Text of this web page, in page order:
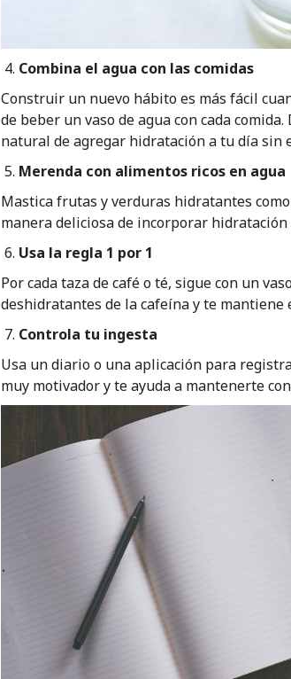
Combina el agua con las comidas
Construir un nuevo hábito es más fácil
de beber un vaso de agua con cada
natural de agregar hidratación a tu día sin
Merenda con alimentos ricos en agua
Mastica frutas y verduras hidratantes
manera deliciosa de incorporar hidratación
Usa la regla 1 por 1
Por cada taza de café o té, sigue con un
deshidratantes de la cafeína y te mantiene
Controla tu ingesta
Usa un diario o una aplicación para
muy motivador y te ayuda a mantenerte